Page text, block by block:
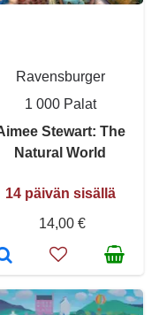
Ravensburger
1 000 Palat
Stewart: The
Natural World
14 päivän sisällä
14,00 €